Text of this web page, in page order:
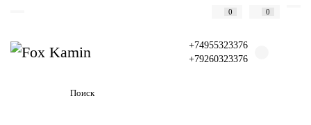
0 0
+74955323376
+79260323376